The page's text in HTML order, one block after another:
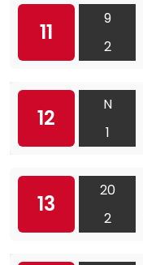
11
9
2
12
N
1
13
20
2